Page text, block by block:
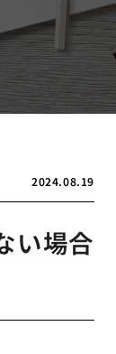
2024.08.19
い場合